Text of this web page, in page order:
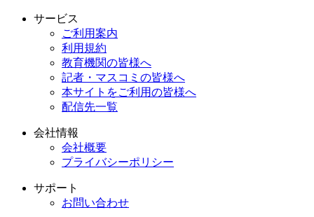
サービス
ご利用案内
利用規約
教育機関の皆様へ
記者・マスコミの皆様へ
本サイトをご利用の皆様へ
配信先一覧
会社情報
会社概要
プライバシーポリシー
サポート
お問い合わせ